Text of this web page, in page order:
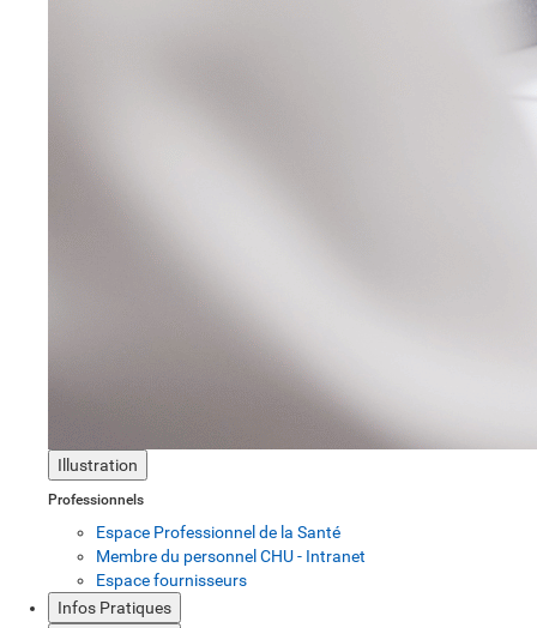
Illustration
Professionnels
Espace Professionnel de la Santé
Membre du personnel CHU - Intranet
Espace fournisseurs
Infos Pratiques